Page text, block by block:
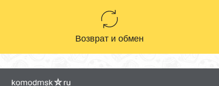
Возврат и обмен